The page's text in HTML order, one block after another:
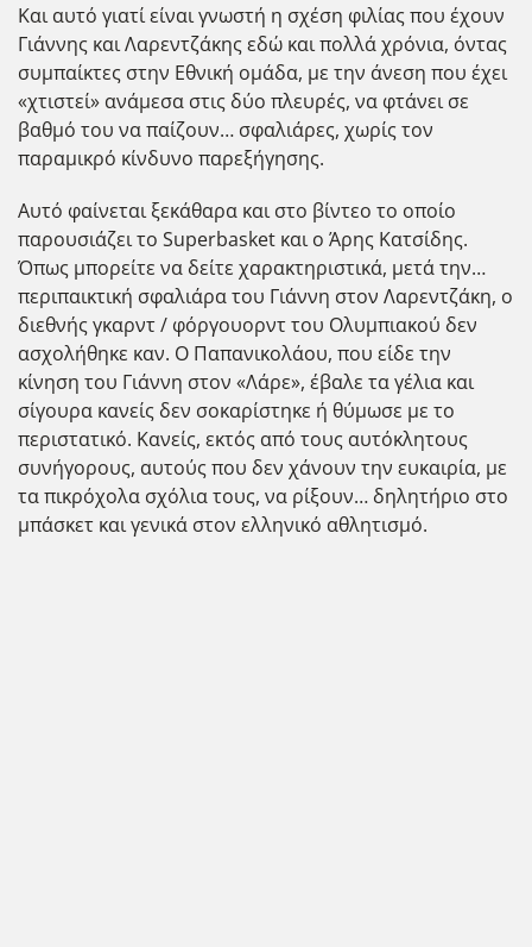
Και αυτό γιατί είναι γνωστή η σχέση φιλίας που έχουν
Γιάννης και Λαρεντζάκης εδώ και πολλά χρόνια, όντας
συμπαίκτες στην Εθνική ομάδα, με την άνεση που έχει
«χτιστεί» ανάμεσα στις δύο πλευρές, να φτάνει σε
βαθμό του να παίζουν… σφαλιάρες, χωρίς τον
παραμικρό κίνδυνο παρεξήγησης.
Αυτό φαίνεται ξεκάθαρα και στο βίντεο το οποίο
παρουσιάζει το Superbasket και ο Άρης Κατσίδης.
Όπως μπορείτε να δείτε χαρακτηριστικά, μετά την…
περιπαικτική σφαλιάρα του Γιάννη στον Λαρεντζάκη, ο
διεθνής γκαρντ / φόργουορντ του Ολυμπιακού δεν
ασχολήθηκε καν. Ο Παπανικολάου, που είδε την
κίνηση του Γιάννη στον «Λάρε», έβαλε τα γέλια και
σίγουρα κανείς δεν σοκαρίστηκε ή θύμωσε με το
περιστατικό. Κανείς, εκτός από τους αυτόκλητους
συνήγορους, αυτούς που δεν χάνουν την ευκαιρία, με
τα πικρόχολα σχόλια τους, να ρίξουν… δηλητήριο στο
μπάσκετ και γενικά στον ελληνικό αθλητισμό.